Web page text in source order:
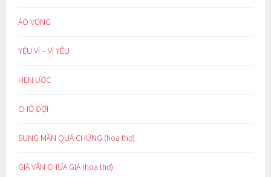
ẢO VỌNG
YÊU VÌ – VÌ YÊU
HẸN ƯỚC
CHỜ ĐỢI
SUNG MÃN QUÁ CHỪNG (hoạ thơ)
GIÀ VẪN CHƯA GIÀ (hoạ thơ)